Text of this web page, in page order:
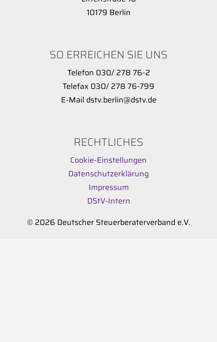
10179 Berlin
SO ERREICHEN SIE UNS
Telefon 030/ 278 76-2
Telefax 030/ 278 76-799
E-Mail dstv.berlin@dstv.de
RECHTLICHES
Cookie-Einstellungen
Datenschutzerklärung
Impressum
DStV-Intern
© 2026 Deutscher Steuerberaterverband e.V.